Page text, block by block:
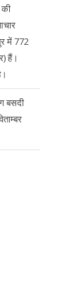
की
में 772
हैं।
बसदी